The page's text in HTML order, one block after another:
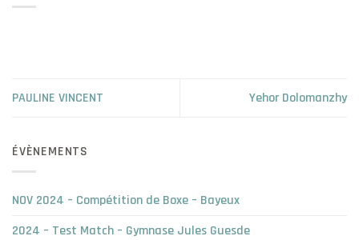
PAULINE VINCENT Yehor Dolomanzhy
ÉVÈNEMENTS
NOV 2024 – Compétition de Boxe – Bayeux
2024 – Test Match – Gymnase Jules Guesde